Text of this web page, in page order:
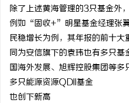
除了上述黄海管理的3只基金外
例如“固收+”明星基金经理张翼
民稳增长为例，其年报的前十大
同为安信旗下的袁玮也有多只
国海外发展、旭辉控股集团等多
多只能源资源QDII基金
也创下新高